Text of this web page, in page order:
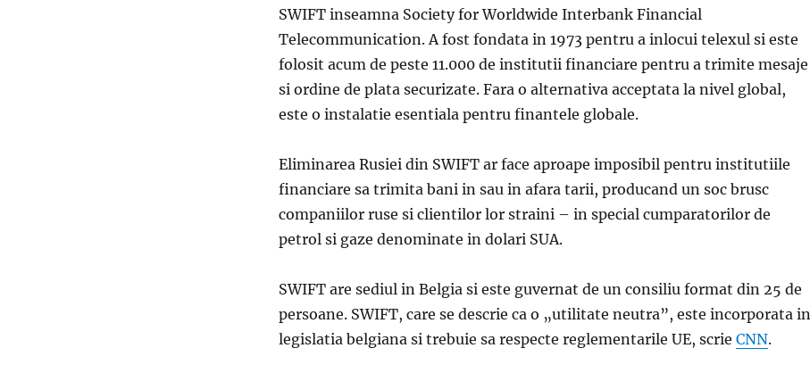
SWIFT inseamna Society for Worldwide Interbank Financial
Telecommunication. A fost fondata in 1973 pentru a inlocui telexul si este
folosit acum de peste 11.000 de institutii financiare pentru a trimite mesaje
si ordine de plata securizate. Fara o alternativa acceptata la nivel global,
este o instalatie esentiala pentru finantele globale.
Eliminarea Rusiei din SWIFT ar face aproape imposibil pentru institutiile
financiare sa trimita bani in sau in afara tarii, producand un soc brusc
companiilor ruse si clientilor lor straini – in special cumparatorilor de
petrol si gaze denominate in dolari SUA.
SWIFT are sediul in Belgia si este guvernat de un consiliu format din 25 de
persoane. SWIFT, care se descrie ca o „utilitate neutra”, este incorporata in
legislatia belgiana si trebuie sa respecte reglementarile UE, scrie CNN.